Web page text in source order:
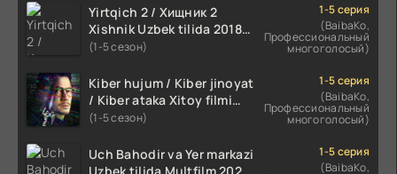
Yirtqich 2 / Хищник 2
Xishnik Uzbek tilida 2018-
2024 O'zbekcha tarjima
(1-5 сезон)
1-5 серия
(BaibaKo,
Профессиональный
многоголосый)
Kiber hujum / Kiber jinoyat
/ Kiber ataka Xitoy filmi
Uzbek tilida O'zbekcha
HD skachat
(1-5 сезон)
1-5 серия
(BaibaKo,
Профессиональный
многоголосый)
Uch Bahodir va Yer markazi
1-5 серия
(BaibaKo,